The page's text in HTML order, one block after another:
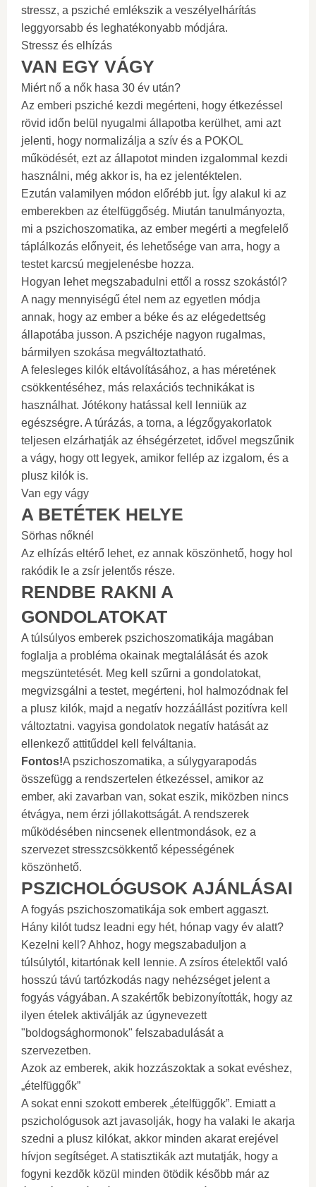
stressz, a psziché emlékszik a veszélyelhárítás
leggyorsabb és leghatékonyabb módjára.
Stressz és elhízás
VAN EGY VÁGY
Miért nő a nők hasa 30 év után?
Az emberi psziché kezdi megérteni, hogy étkezéssel
rövid időn belül nyugalmi állapotba kerülhet, ami azt
jelenti, hogy normalizálja a szív és a POKOL
működését, ezt az állapotot minden izgalommal kezdi
használni, még akkor is, ha ez jelentéktelen.
Ezután valamilyen módon előrébb jut. Így alakul ki az
emberekben az ételfüggőség. Miután tanulmányozta,
mi a pszichoszomatika, az ember megérti a megfelelő
táplálkozás előnyeit, és lehetősége van arra, hogy a
testet karcsú megjelenésbe hozza.
Hogyan lehet megszabadulni ettől a rossz szokástól?
A nagy mennyiségű étel nem az egyetlen módja
annak, hogy az ember a béke és az elégedettség
állapotába jusson. A pszichéje nagyon rugalmas,
bármilyen szokása megváltoztatható.
A felesleges kilók eltávolításához, a has méretének
csökkentéséhez, más relaxációs technikákat is
használhat. Jótékony hatással kell lenniük az
egészségre. A túrázás, a torna, a légzőgyakorlatok
teljesen elzárhatják az éhségérzetet, idővel megszűnik
a vágy, hogy ott legyek, amikor fellép az izgalom, és a
plusz kilók is.
Van egy vágy
A BETÉTEK HELYE
Sörhas nőknél
Az elhízás eltérő lehet, ez annak köszönhető, hogy hol
rakódik le a zsír jelentős része.
RENDBE RAKNI A
GONDOLATOKAT
A túlsúlyos emberek pszichoszomatikája magában
foglalja a probléma okainak megtalálását és azok
megszüntetését. Meg kell szűrni a gondolatokat,
megvizsgálni a testet, megérteni, hol halmozódnak fel
a plusz kilók, majd a negatív hozzáállást pozitívra kell
változtatni. vagyisa gondolatok negatív hatását az
ellenkező attitűddel kell felváltania.
Fontos!A pszichoszomatika, a súlygyarapodás
összefügg a rendszertelen étkezéssel, amikor az
ember, aki zavarban van, sokat eszik, miközben nincs
étvágya, nem érzi jóllakottságát. A rendszerek
működésében nincsenek ellentmondások, ez a
szervezet stresszcsökkentő képességének
köszönhető.
PSZICHOLÓGUSOK AJÁNLÁSAI
A fogyás pszichoszomatikája sok embert aggaszt.
Hány kilót tudsz leadni egy hét, hónap vagy év alatt?
Kezelni kell? Ahhoz, hogy megszabaduljon a
túlsúlytól, kitartónak kell lennie. A zsíros ételektől való
hosszú távú tartózkodás nagy nehézséget jelent a
fogyás vágyában. A szakértők bebizonyították, hogy az
ilyen ételek aktiválják az úgynevezett
"boldogsághormonok" felszabadulását a
szervezetben.
Azok az emberek, akik hozzászoktak a sokat evéshez,
„ételfüggők”
A sokat enni szokott emberek „ételfüggők”. Emiatt a
pszichológusok azt javasolják, hogy ha valaki le akarja
szedni a plusz kilókat, akkor minden akarat erejével
hívjon segítséget. A statisztikák azt mutatják, hogy a
fogyni kezdõk közül minden ötödik késõbb már az